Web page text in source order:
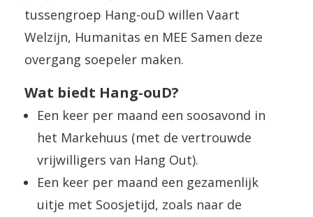
tussengroep Hang-ouD willen Vaart
Welzijn, Humanitas en MEE Samen deze
overgang soepeler maken.
Wat biedt Hang-ouD?
Een keer per maand een soosavond in
het Markehuus (met de vertrouwde
vrijwilligers van Hang Out).
Een keer per maand een gezamenlijk
uitje met Soosjetijd, zoals naar de